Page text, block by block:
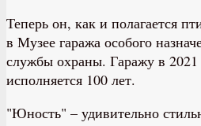
Теперь он, как и полагается
в Музее гаража особого
службы охраны. Гаражу в 2021
исполняется 100 лет.
"Юность" – удивительно